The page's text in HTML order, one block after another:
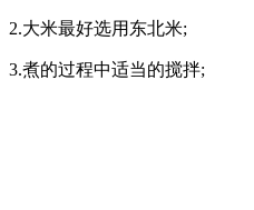
2.大米最好选用东北米;
3.煮的过程中适当的搅拌;